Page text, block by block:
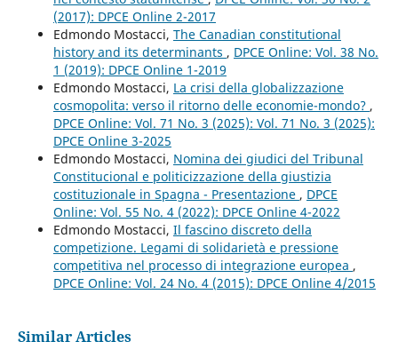
(2017): DPCE Online 2-2017
Edmondo Mostacci, The Canadian constitutional
history and its determinants , DPCE Online: Vol. 38 No.
1 (2019): DPCE Online 1-2019
Edmondo Mostacci, La crisi della globalizzazione
cosmopolita: verso il ritorno delle economie-mondo? ,
DPCE Online: Vol. 71 No. 3 (2025): Vol. 71 No. 3 (2025):
DPCE Online 3-2025
Edmondo Mostacci, Nomina dei giudici del Tribunal
Constitucional e politicizzazione della giustizia
costituzionale in Spagna - Presentazione , DPCE
Online: Vol. 55 No. 4 (2022): DPCE Online 4-2022
Edmondo Mostacci, Il fascino discreto della
competizione. Legami di solidarietà e pressione
competitiva nel processo di integrazione europea ,
DPCE Online: Vol. 24 No. 4 (2015): DPCE Online 4/2015
Similar Articles